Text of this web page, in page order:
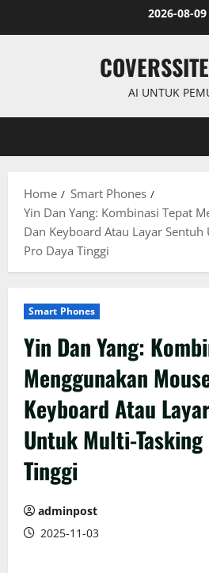
2026-08-09
AI UNTUK
Home
Smart Phones
Yin Dan Yang: Kombinasi Tepat
Dan Keyboard Atau Layar
Pro Daya Tinggi
Smart Phones
Yin Dan Yang:
Menggunakan
Keyboard Atau
Untuk Multi-Tasking
Tinggi
adminpost
2025-11-03